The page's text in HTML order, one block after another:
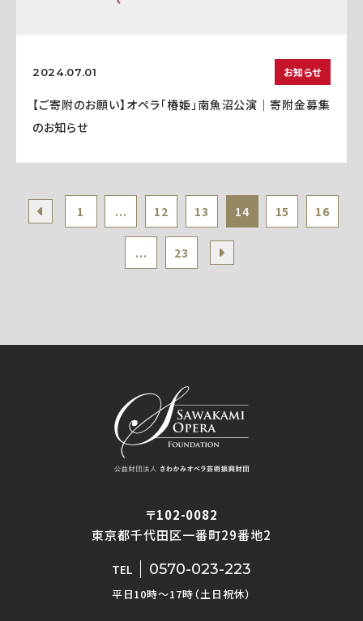
2024.07.01 お知らせ
【ご寄附のお願い】オペラ「椿姫」南魚沼公演｜寄附金募集
のお知らせ
1 ... 12 13 14 15 16
... 23
〒102-0082
東京都千代田区一番町29番地2
TEL 0570-023-223
平日10時〜17時（土日祝休）